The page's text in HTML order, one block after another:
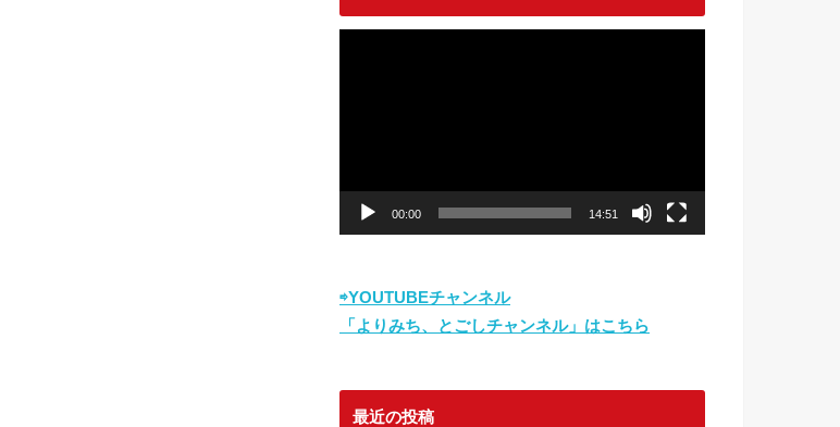
00:00 14:51
⇨YOUTUBEチャンネル
「よりみち、とごしチャンネル」はこちら
最近の投稿